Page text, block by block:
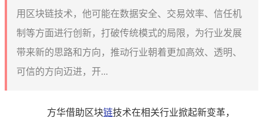
用区块链技术，他可能在数据安全、交易效率、信任机
制等方面进行创新，打破传统模式的局限，为行业发展
带来新的思路和方向，推动行业朝着更加高效、透明、
可信的方向迈进，开...
方华借助区块链技术在相关行业掀起新变革，